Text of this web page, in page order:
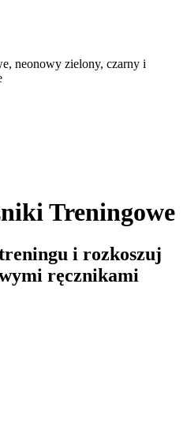
Treningowe
i rozkoszuj
ręcznikami